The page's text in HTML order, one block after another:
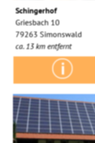
Schingerhof
Griesbach 10
79263 Simonswald
ca. 13 km entfernt